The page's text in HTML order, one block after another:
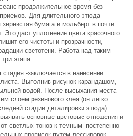
продолжительное время без
Для длительного этюда
бумага и мольберт в почти
Это даст уплотнение цвета красочного
его чистоты и прозрачности,
светотени. Работа над таким
этапа.
стадия -заключается в нанесении
Выполнив рисунок карандашом,
водой. После высыхания места
слоем резинового клея (он легко
стадии деталировки этюда).
основные цветовые отношения и
светлых тонов к темным, постепенно
прописок путем лессировок